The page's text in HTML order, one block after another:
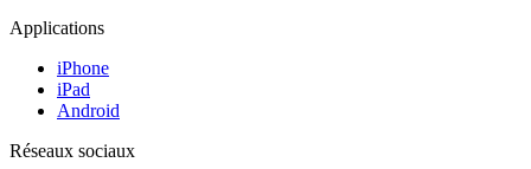
Applications
iPhone
iPad
Android
Réseaux sociaux